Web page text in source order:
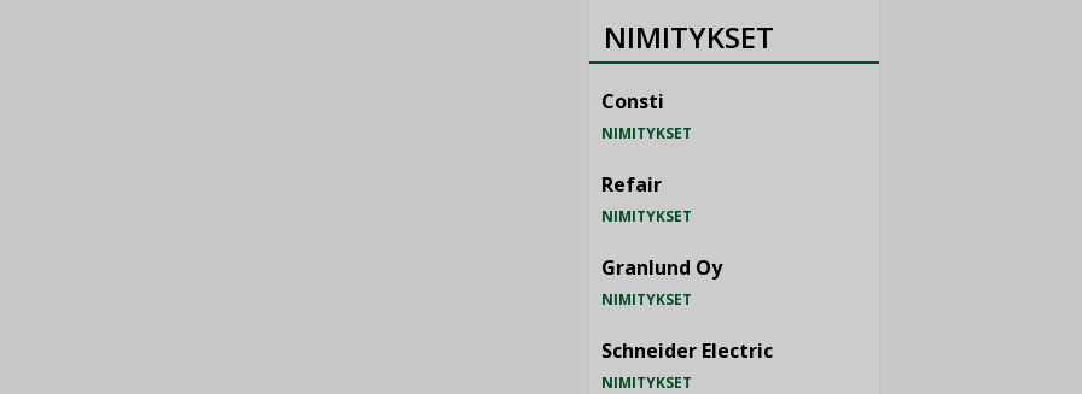
NIMITYKSET
Consti
NIMITYKSET
Refair
NIMITYKSET
Granlund Oy
NIMITYKSET
Schneider Electric
NIMITYKSET